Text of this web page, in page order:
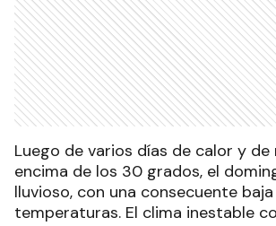
Luego de varios días de calor y de
encima de los 30 grados, el
lluvioso, con una consecuente
temperaturas. El clima inestable